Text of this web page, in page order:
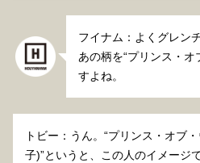
フイナム：よくグレン
あの柄を“プリンス・
すよね。
トビー：うん。“プリンス・オブ
子)”というと、この人のイメージ